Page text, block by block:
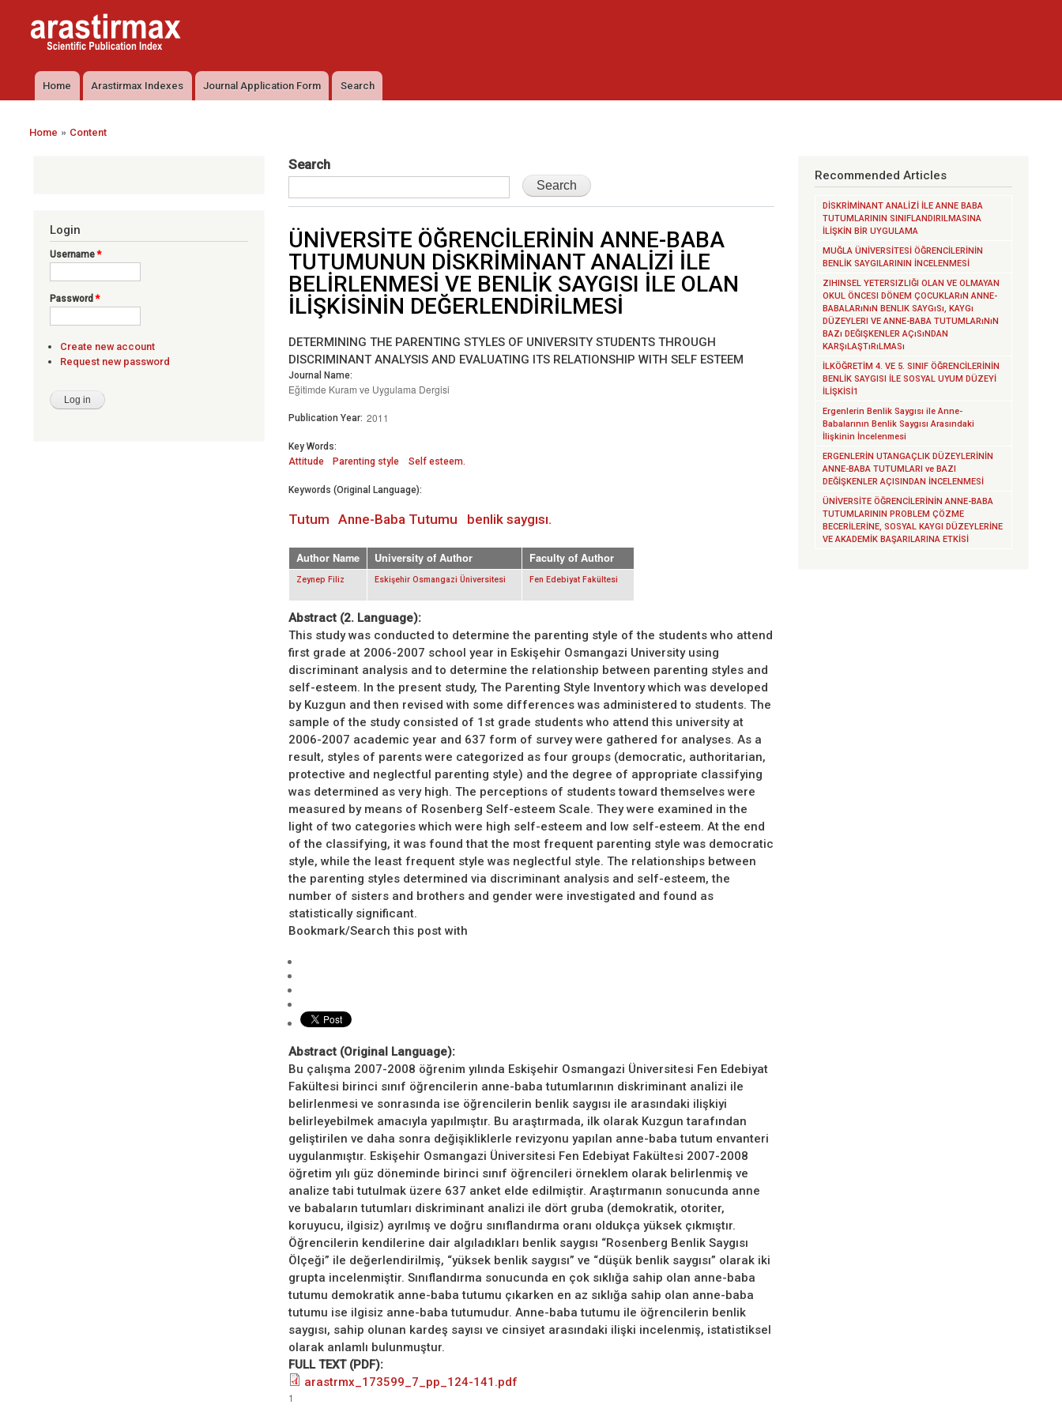
Arastirmax
- Scientific
Publication
Index
Arastirmax
Scientific
Index
Main menu
Home Arastirmax Indexes Journal Application Form Search
You are here
Home » Content
Search
ÜNİVERSİTE ÖĞRENCİLERİNİN ANNE-BABA
TUTUMUNUN DİSKRİMİNANT ANALİZİ İLE
BELİRLENMESİ VE BENLİK SAYGISI İLE OLAN
İLİŞKİSİNİN DEĞERLENDİRİLMESİ
DETERMINING THE PARENTING STYLES OF UNIVERSITY STUDENTS THROUGH
DISCRIMINANT ANALYSIS AND EVALUATING ITS RELATIONSHIP WITH SELF ESTEEM
Journal Name:
Eğitimde Kuram ve Uygulama Dergisi
Publication Year: 2011
Key Words:
Attitude
Parenting style Self esteem.
Keywords (Original Language):
Tutum Anne-Baba Tutumu benlik saygısı.
Author Name University of Author Faculty of Author
Zeynep Filiz Eskişehir Osmangazi Üniversitesi Fen Edebiyat Fakültesi
Abstract (2. Language):
This study was conducted to determine the parenting style of the students who attend
first grade at 2006-2007 school year in Eskişehir Osmangazi University using
discriminant analysis and to determine the relationship between parenting styles and
self-esteem. In the present study, The Parenting Style Inventory which was developed
by Kuzgun and then revised with some differences was administered to students. The
sample of the study consisted of 1st grade students who attend this university at
2006-2007 academic year and 637 form of survey were gathered for analyses. As a
result, styles of parents were categorized as four groups (democratic, authoritarian,
protective and neglectful parenting style) and the degree of appropriate classifying
was determined as very high. The perceptions of students toward themselves were
measured by means of Rosenberg Self-esteem Scale. They were examined in the
light of two categories which were high self-esteem and low self-esteem. At the end
of the classifying, it was found that the most frequent parenting style was democratic
style, while the least frequent style was neglectful style. The relationships between
the parenting styles determined via discriminant analysis and self-esteem, the
number of sisters and brothers and gender were investigated and found as
statistically significant.
Bookmark/Search this post with
Abstract (Original Language):
Bu çalışma 2007-2008 öğrenim yılında Eskişehir Osmangazi Üniversitesi Fen Edebiyat
Fakültesi birinci sınıf öğrencilerin anne-baba tutumlarının diskriminant analizi ile
belirlenmesi ve sonrasında ise öğrencilerin benlik saygısı ile arasındaki ilişkiyi
belirleyebilmek amacıyla yapılmıştır. Bu araştırmada, ilk olarak Kuzgun tarafından
geliştirilen ve daha sonra değişikliklerle revizyonu yapılan anne-baba tutum envanteri
uygulanmıştır. Eskişehir Osmangazi Üniversitesi Fen Edebiyat Fakültesi 2007-2008
öğretim yılı güz döneminde birinci sınıf öğrencileri örneklem olarak belirlenmiş ve
analize tabi tutulmak üzere 637 anket elde edilmiştir. Araştırmanın sonucunda anne
ve babaların tutumları diskriminant analizi ile dört gruba (demokratik, otoriter,
koruyucu, ilgisiz) ayrılmış ve doğru sınıflandırma oranı oldukça yüksek çıkmıştır.
Öğrencilerin kendilerine dair algıladıkları benlik saygısı “Rosenberg Benlik Saygısı
Ölçeği” ile değerlendirilmiş, “yüksek benlik saygısı” ve “düşük benlik saygısı” olarak iki
grupta incelenmiştir. Sınıflandırma sonucunda en çok sıklığa sahip olan anne-baba
tutumu demokratik anne-baba tutumu çıkarken en az sıklığa sahip olan anne-baba
tutumu ise ilgisiz anne-baba tutumudur. Anne-baba tutumu ile öğrencilerin benlik
saygısı, sahip olunan kardeş sayısı ve cinsiyet arasındaki ilişki incelenmiş, istatistiksel
olarak anlamlı bulunmuştur.
FULL TEXT (PDF):
arastrmx_173599_7_pp_124-141.pdf
1
Login
Username*
Password*
Create new account
Request new password
Recommended Articles
DİSKRİMİNANT ANALİZİ İLE ANNE BABA
TUTUMLARININ SINIFLANDIRILMASINA
İLİŞKİN BİR UYGULAMA
MUĞLA ÜNİVERSİTESİ ÖĞRENCİLERİNİN
BENLİK SAYGILARININ İNCELENMESİ
ZIHINSEL YETERSIZLIĞI OLAN VE OLMAYAN
OKUL ÖNCESI DÖNEM ÇOCUKLARıN ANNE-
BABALARıNıN BENLIK SAYGıSı, KAYGı
DÜZEYLERI VE ANNE-BABA TUTUMLARıNıN
BAZı DEĞIŞKENLER AÇıSıNDAN
KARŞıLAŞTıRıLMASı
İLKÖĞRETİM 4. VE 5. SINIF ÖĞRENCİLERİNİN
BENLİK SAYGISI İLE SOSYAL UYUM DÜZEYİ
İLİŞKİSİ1
Ergenlerin Benlik Saygısı ile Anne-
Babalarının Benlik Saygısı Arasındaki
İlişkinin İncelenmesi
ERGENLERİN UTANGAÇLIK DÜZEYLERİNİN
ANNE-BABA TUTUMLARI ve BAZI
DEĞİŞKENLER AÇISINDAN İNCELENMESİ
ÜNİVERSİTE ÖĞRENCİLERİNİN ANNE-BABA
TUTUMLARININ PROBLEM ÇÖZME
BECERİLERİNE, SOSYAL KAYGI DÜZEYLERİNE
VE AKADEMİK BAŞARILARINA ETKİSİ